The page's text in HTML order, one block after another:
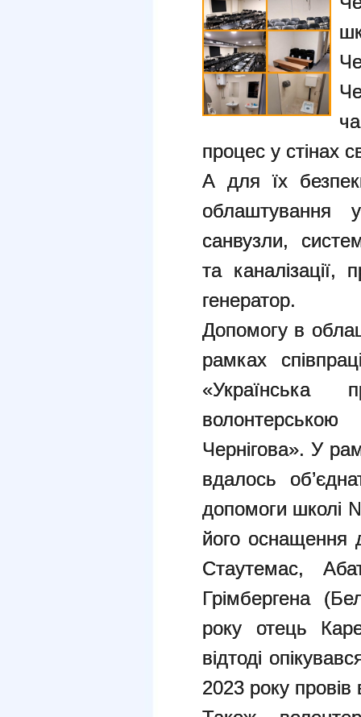
процес у стінах
А для їх
облаштування
санвузли,
та каналізації,
генератор.
Допомогу в
рамках
«Українська
волонтерською
Чернігова». У
вдалось
допомоги школі
його оснащення
Стаутемас,
Грімбергена
року отець
відтоді
2023 року провів